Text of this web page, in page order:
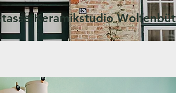
Keramikstudio